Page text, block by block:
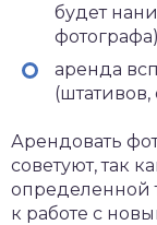
будет
аренда
Арендовать
советуют, так
определенной
к работе с